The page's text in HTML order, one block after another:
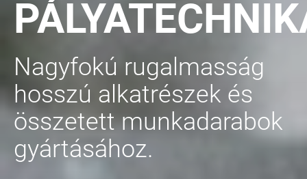
Nagyfokú rugalmasság
hosszú alkatrészek és
összetett munkadarabok
gyártásához.